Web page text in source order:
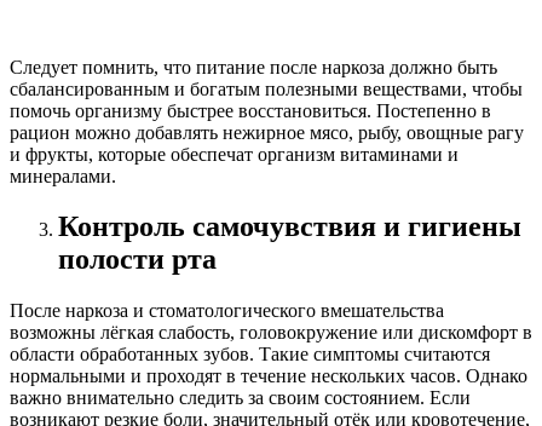
Следует помнить, что питание после наркоза должно быть
сбалансированным и богатым полезными веществами, чтобы
помочь организму быстрее восстановиться. Постепенно в
рацион можно добавлять нежирное мясо, рыбу, овощные рагу
и фрукты, которые обеспечат организм витаминами и
минералами.
Контроль самочувствия и гигиены
полости рта
После наркоза и стоматологического вмешательства
возможны лёгкая слабость, головокружение или дискомфорт в
области обработанных зубов. Такие симптомы считаются
нормальными и проходят в течение нескольких часов. Однако
важно внимательно следить за своим состоянием. Если
возникают резкие боли, значительный отёк или кровотечение,